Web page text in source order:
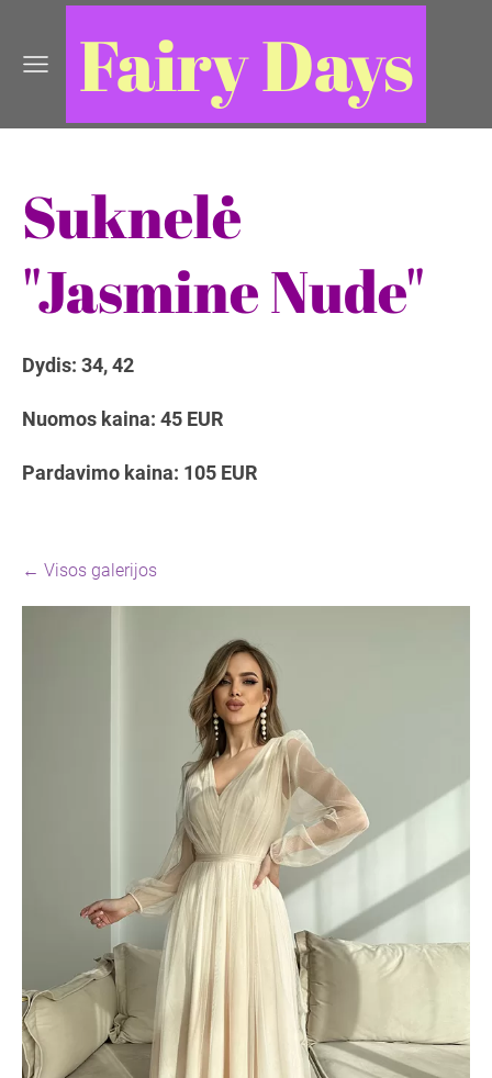
Fairy Days
Suknelė
"Jasmine Nude"
Dydis: 34, 42
Nuomos kaina: 45 EUR
Pardavimo kaina: 105 EUR
Visos galerijos